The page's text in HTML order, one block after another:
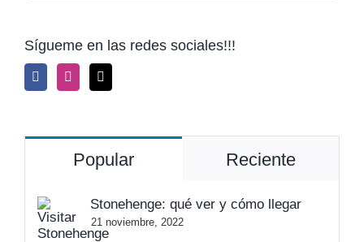
Sígueme en las redes sociales!!!
Popular Reciente
Stonehenge: qué ver y cómo llegar
21 noviembre, 2022